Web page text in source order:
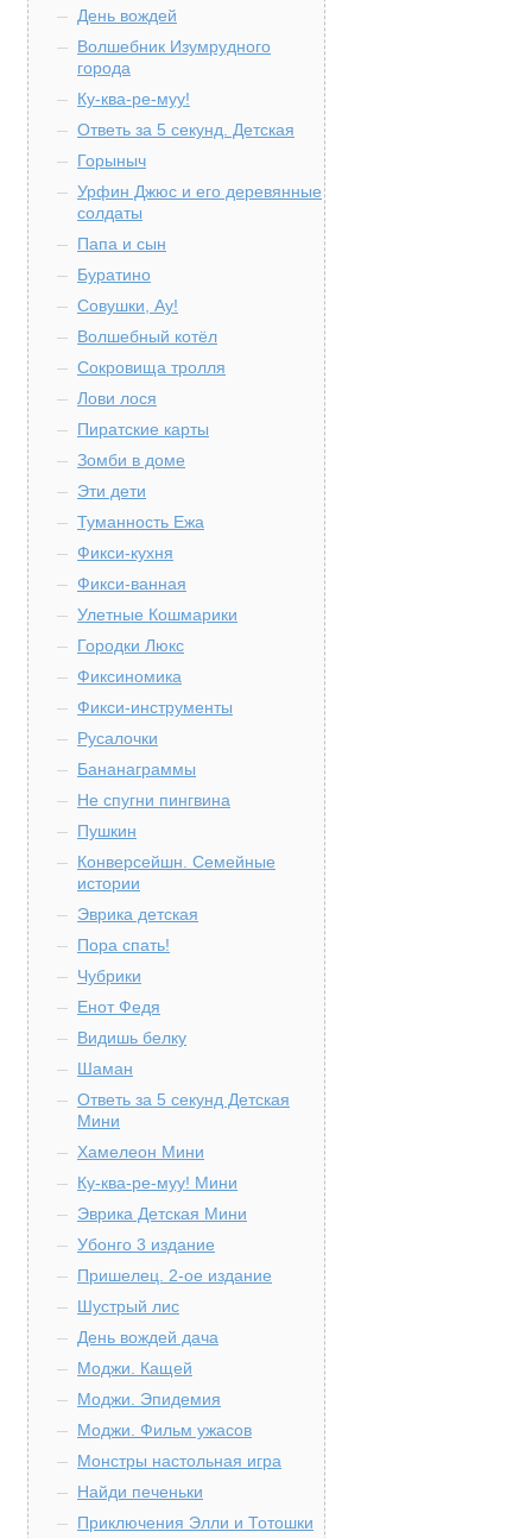
День вождей
Волшебник Изумрудного
города
Ку-ква-ре-муу!
Ответь за 5 секунд. Детская
Горыныч
Урфин Джюс и его деревянные
солдаты
Папа и сын
Буратино
Совушки, Ау!
Волшебный котёл
Сокровища тролля
Лови лося
Пиратские карты
Зомби в доме
Эти дети
Туманность Ежа
Фикси-кухня
Фикси-ванная
Улетные Кошмарики
Городки Люкс
Фиксиномика
Фикси-инструменты
Русалочки
Бананаграммы
Не спугни пингвина
Пушкин
Конверсейшн. Семейные
истории
Эврика детская
Пора спать!
Чубрики
Енот Федя
Видишь белку
Шаман
Ответь за 5 секунд Детская
Мини
Хамелеон Мини
Ку-ква-ре-муу! Мини
Эврика Детская Мини
Убонго 3 издание
Пришелец. 2-ое издание
Шустрый лис
День вождей дача
Моджи. Кащей
Моджи. Эпидемия
Моджи. Фильм ужасов
Монстры настольная игра
Найди печеньки
Приключения Элли и Тотошки